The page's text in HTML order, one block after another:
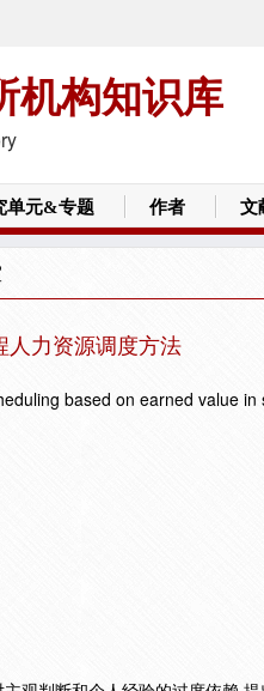
机构知识库
单元&专题 作者 文
人力资源调度方法
based on earned value